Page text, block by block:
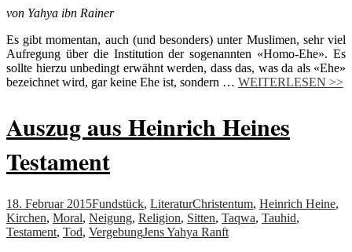
von Yahya ibn Rainer
Es gibt momentan, auch (und besonders) unter Muslimen, sehr viel
Aufregung über die Institution der sogenannten «Homo-Ehe». Es
sollte hierzu unbedingt erwähnt werden, dass das, was da als «Ehe»
bezeichnet wird, gar keine Ehe ist, sondern … WEITERLESEN >>
Auszug aus Heinrich Heines
Testament
18. Februar 2015Fundstück, LiteraturChristentum, Heinrich Heine,
Kirchen, Moral, Neigung, Religion, Sitten, Taqwa, Tauhid,
Testament, Tod, VergebungJens Yahya Ranft